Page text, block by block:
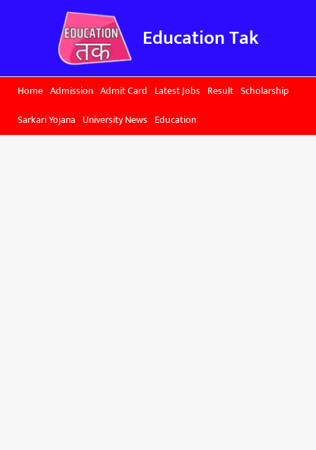
Education Tak
Home Admission Admit Card Latest Jobs Result Scholarship
Sarkari Yojana University News Education